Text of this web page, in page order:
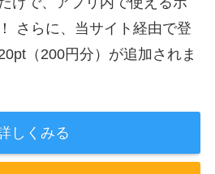
さらに、当サイト経由で登
（200円分）が追加されま
しくみる